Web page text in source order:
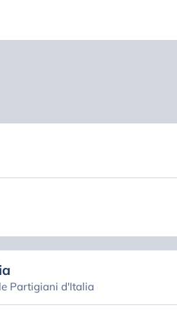
Partigiani d'Italia